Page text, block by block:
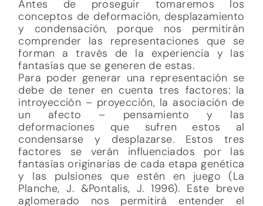
Antes de proseguir tomaremos los
conceptos de deformación, desplazamiento
y condensación, porque nos permitirán
comprender las representaciones que se
forman a través de la experiencia y las
fantasías que se generen de estas.
Para poder generar una representación se
debe de tener en cuenta tres factores: la
introyección – proyección, la asociación de
un afecto – pensamiento y las
deformaciones que sufren estos al
condensarse y desplazarse. Estos tres
factores se verán influenciados por las
fantasías originarias de cada etapa genética
y las pulsiones que estén en juego (La
Planche, J. &Pontalis, J. 1996). Este breve
aglomerado nos permitirá entender el